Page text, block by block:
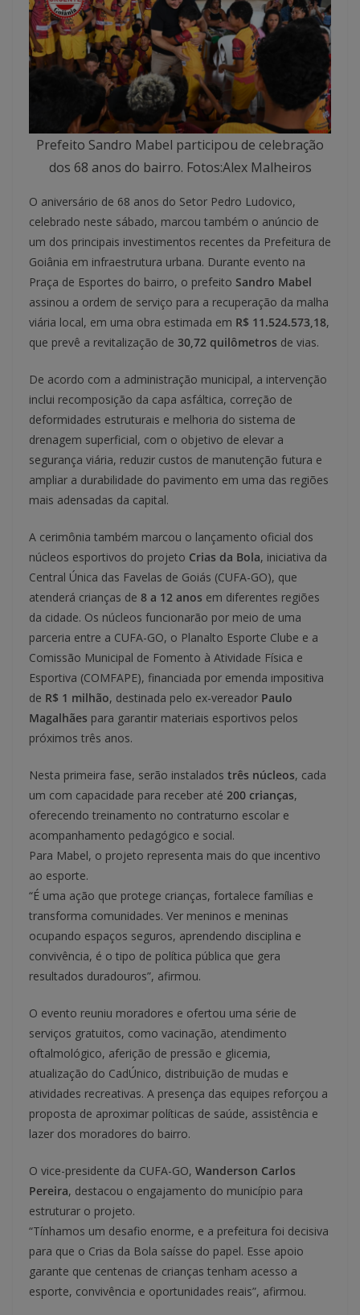
Prefeito Sandro Mabel participou de celebração
dos 68 anos do bairro. Fotos:Alex Malheiros
O aniversário de 68 anos do Setor Pedro Ludovico,
celebrado neste sábado, marcou também o anúncio de
um dos principais investimentos recentes da Prefeitura de
Goiânia em infraestrutura urbana. Durante evento na
Praça de Esportes do bairro, o prefeito Sandro Mabel
assinou a ordem de serviço para a recuperação da malha
viária local, em uma obra estimada em R$ 11.524.573,18,
que prevê a revitalização de 30,72 quilômetros de vias.
De acordo com a administração municipal, a intervenção
inclui recomposição da capa asfáltica, correção de
deformidades estruturais e melhoria do sistema de
drenagem superficial, com o objetivo de elevar a
segurança viária, reduzir custos de manutenção futura e
ampliar a durabilidade do pavimento em uma das regiões
mais adensadas da capital.
A cerimônia também marcou o lançamento oficial dos
núcleos esportivos do projeto Crias da Bola, iniciativa da
Central Única das Favelas de Goiás (CUFA-GO), que
atenderá crianças de 8 a 12 anos em diferentes regiões
da cidade. Os núcleos funcionarão por meio de uma
parceria entre a CUFA-GO, o Planalto Esporte Clube e a
Comissão Municipal de Fomento à Atividade Física e
Esportiva (COMFAPE), financiada por emenda impositiva
de R$ 1 milhão, destinada pelo ex-vereador Paulo
Magalhães para garantir materiais esportivos pelos
próximos três anos.
Nesta primeira fase, serão instalados três núcleos, cada
um com capacidade para receber até 200 crianças,
oferecendo treinamento no contraturno escolar e
acompanhamento pedagógico e social.
Para Mabel, o projeto representa mais do que incentivo
ao esporte.
“É uma ação que protege crianças, fortalece famílias e
transforma comunidades. Ver meninos e meninas
ocupando espaços seguros, aprendendo disciplina e
convivência, é o tipo de política pública que gera
resultados duradouros”, afirmou.
O evento reuniu moradores e ofertou uma série de
serviços gratuitos, como vacinação, atendimento
oftalmológico, aferição de pressão e glicemia,
atualização do CadÚnico, distribuição de mudas e
atividades recreativas. A presença das equipes reforçou a
proposta de aproximar políticas de saúde, assistência e
lazer dos moradores do bairro.
O vice-presidente da CUFA-GO, Wanderson Carlos
Pereira, destacou o engajamento do município para
estruturar o projeto.
“Tínhamos um desafio enorme, e a prefeitura foi decisiva
para que o Crias da Bola saísse do papel. Esse apoio
garante que centenas de crianças tenham acesso a
esporte, convivência e oportunidades reais”, afirmou.